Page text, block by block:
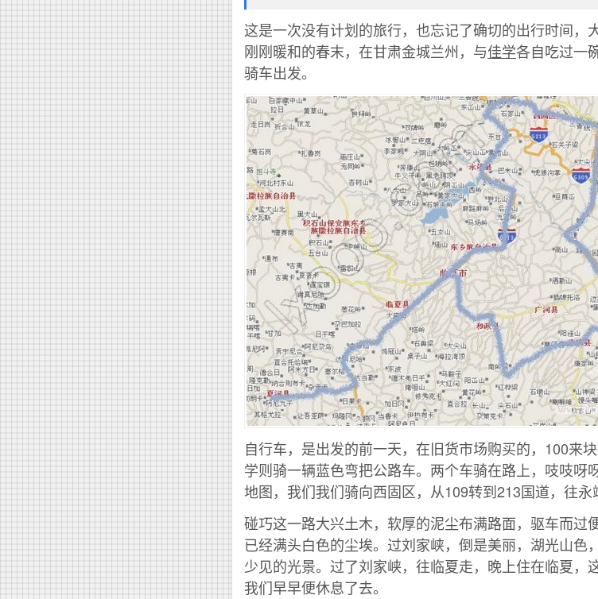
这是一次没有计划的旅行，也忘记了确切的出行时间，
刚刚暖和的春末，在甘肃金城兰州，与佳学各自吃过一
骑车出发。
自行车，是出发的前一天，在旧货市场购买的，100来
学则骑一辆蓝色弯把公路车。两个车骑在路上，吱吱呀
地图，我们我们骑向西固区，从109转到213国道，往永
碰巧这一路大兴土木，软厚的泥尘布满路面，驱车而过
已经满头白色的尘埃。过刘家峡，倒是美丽，湖光山色
少见的光景。过了刘家峡，往临夏走，晚上住在临夏，
我们早早便休息了去。